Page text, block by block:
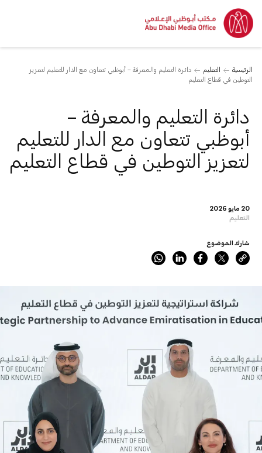
الرئيسية التعليم
دائرة التعليم والمعرفة – أبوظبي تتعاون مع الدار للتعليم لتعزيز
التوطين في قطاع التعليم
20 مايو 2026
التعليم
دائرة التعليم والمعرفة –
أبوظبي تتعاون مع الدار للتعليم
لتعزيز التوطين في قطاع التعليم
شارك الموضوع